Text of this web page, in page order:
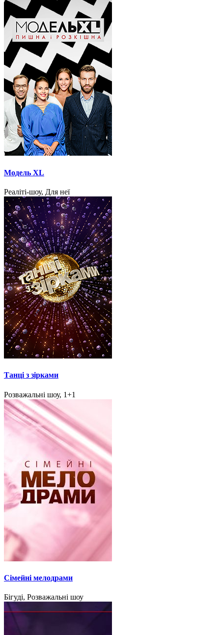
Модель XL
Реаліті-шоу, Для неї
Танці з зірками
Розважальні шоу, 1+1
Сімейні мелодрами
Бігуді, Розважальні шоу